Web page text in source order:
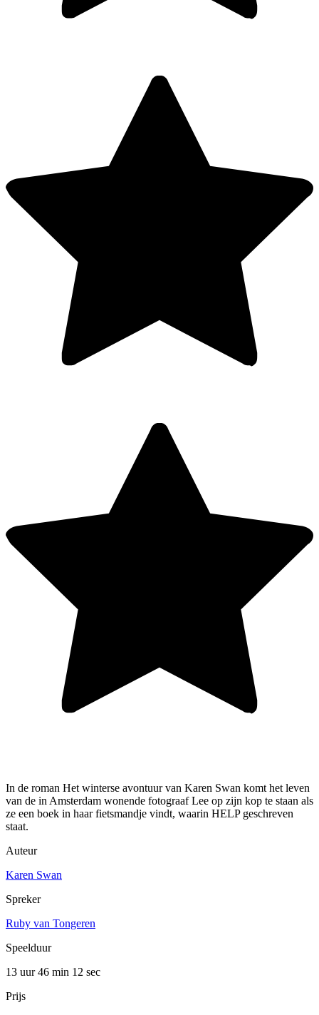
In de roman Het winterse avontuur van Karen Swan komt het leven
van de in Amsterdam wonende fotograaf Lee op zijn kop te staan als
ze een boek in haar fietsmandje vindt, waarin HELP geschreven
staat.
Auteur
Karen Swan
Spreker
Ruby van Tongeren
Speelduur
13 uur 46 min 12 sec
Prijs